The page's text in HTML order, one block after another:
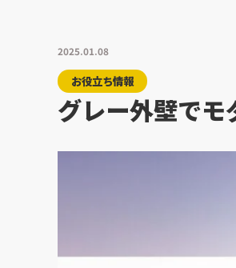
2025.01.08
お役立ち情報
グレー外壁でモ